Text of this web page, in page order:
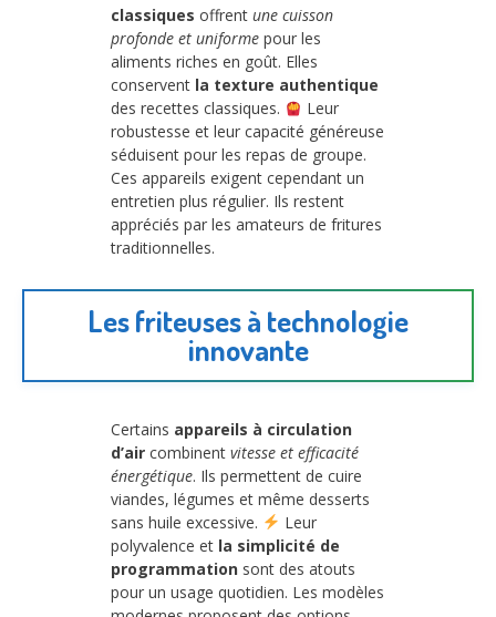
classiques offrent une cuisson
profonde et uniforme pour les
aliments riches en goût. Elles
conservent la texture authentique
des recettes classiques.
Leur
robustesse et leur capacité généreuse
séduisent pour les repas de groupe.
Ces appareils exigent cependant un
entretien plus régulier. Ils restent
appréciés par les amateurs de fritures
traditionnelles.
Les friteuses à technologie
innovante
Certains appareils à circulation
d’air combinent vitesse et efficacité
énergétique. Ils permettent de cuire
viandes, légumes et même desserts
sans huile excessive.
Leur
polyvalence et la simplicité de
programmation sont des atouts
pour un usage quotidien. Les modèles